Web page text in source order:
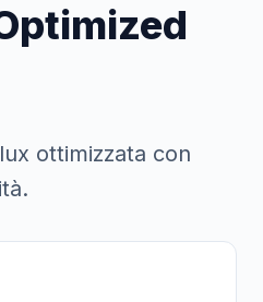
ottimizzata con